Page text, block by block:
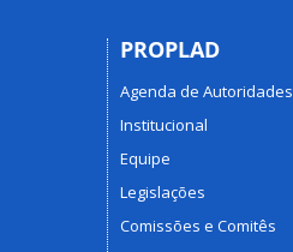
PROPLAD
Agenda de Autoridades
Institucional
Equipe
Legislações
Comissões e Comitês